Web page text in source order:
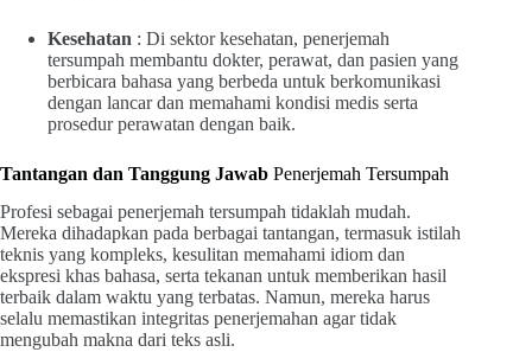
Kesehatan : Di sektor kesehatan, penerjemah
tersumpah membantu dokter, perawat, dan pasien yang
berbicara bahasa yang berbeda untuk berkomunikasi
dengan lancar dan memahami kondisi medis serta
prosedur perawatan dengan baik.
Tantangan dan Tanggung Jawab Penerjemah Tersumpah
Profesi sebagai penerjemah tersumpah tidaklah mudah.
Mereka dihadapkan pada berbagai tantangan, termasuk istilah
teknis yang kompleks, kesulitan memahami idiom dan
ekspresi khas bahasa, serta tekanan untuk memberikan hasil
terbaik dalam waktu yang terbatas. Namun, mereka harus
selalu memastikan integritas penerjemahan agar tidak
mengubah makna dari teks asli.